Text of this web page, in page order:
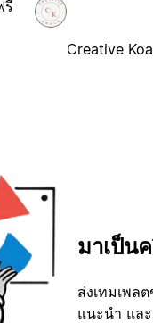
รี
Creative
มาเป็น
ส่งเทมเพล
แนะนำ แล